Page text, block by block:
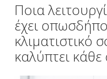
Ποια
έχει
κλιματιστικό
καλύπτει